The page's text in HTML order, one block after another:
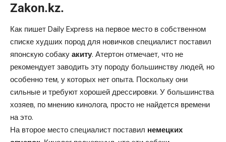
Zakon.kz.
Как пишет Daily Express на первое место в собственном
списке худших пород для новичков специалист поставил
японскую собаку акиту. Атертон отмечает, что не
рекомендует заводить эту породу большинству людей, но
особенно тем, у которых нет опыта. Поскольку они
сильные и требуют хорошей дрессировки. У большинства
хозяев, по мнению кинолога, просто не найдется времени
на это.
На второе место специалист поставил немецких